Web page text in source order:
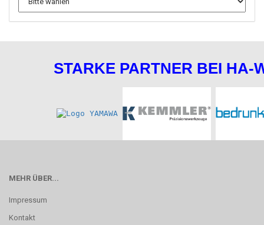
STARKE PARTNER BEI HA-
MEHR ÜBER...
Impressum
Kontakt